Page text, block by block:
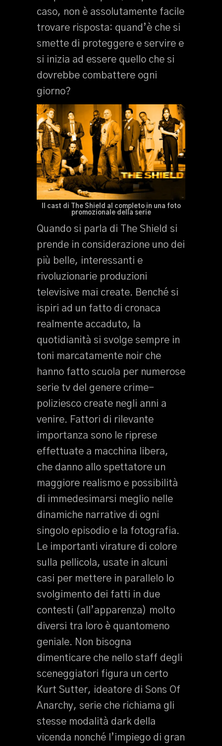
caso, non è assolutamente facile
trovare risposta: quand’è che si
smette di proteggere e servire e
si inizia ad essere quello che si
dovrebbe combattere ogni
giorno?
Il cast di The Shield al completo in una foto
promozionale della serie
Quando si parla di The Shield si
prende in considerazione uno dei
più belle, interessanti e
rivoluzionarie produzioni
televisive mai create. Benché si
ispiri ad un fatto di cronaca
realmente accaduto, la
quotidianità si svolge sempre in
toni marcatamente noir che
hanno fatto scuola per numerose
serie tv del genere crime-
poliziesco create negli anni a
venire. Fattori di rilevante
importanza sono le riprese
effettuate a macchina libera,
che danno allo spettatore un
maggiore realismo e possibilità
di immedesimarsi meglio nelle
dinamiche narrative di ogni
singolo episodio e la fotografia.
Le importanti virature di colore
sulla pellicola, usate in alcuni
casi per mettere in parallelo lo
svolgimento dei fatti in due
contesti (all’apparenza) molto
diversi tra loro è quantomeno
geniale. Non bisogna
dimenticare che nello staff degli
sceneggiatori figura un certo
Kurt Sutter, ideatore di Sons Of
Anarchy, serie che richiama gli
stesse modalità dark della
vicenda nonché l’impiego di gran